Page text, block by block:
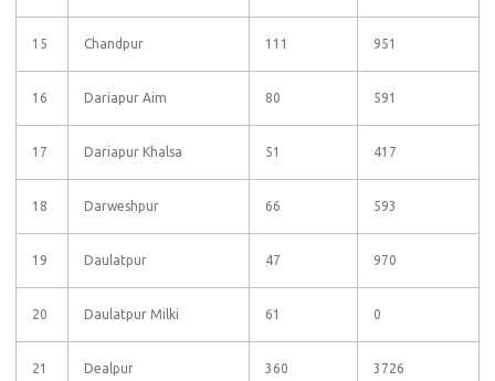
15 Chandpur 111 951
16 Dariapur Aim 80 591
17 Dariapur Khalsa 51 417
18 Darweshpur 66 593
19 Daulatpur 47 970
20 Daulatpur Milki 61 0
21 Dealpur 360 3726